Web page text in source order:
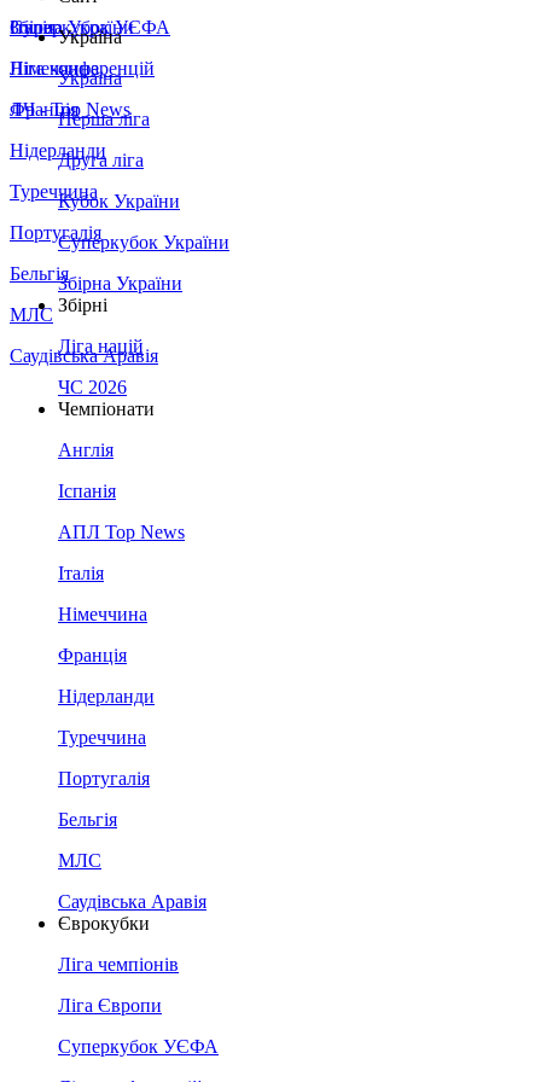
Збірна України
Італія
Німеччина
Франція
Нідерланди
Туреччина
Португалія
Бельгія
МЛС
Саудівська Аравія
Суперкубок УЄФА
Ліга конференцій
ЛЧ - Top News
Україна
Україна
Перша ліга
Друга ліга
Кубок України
Суперкубок України
Збірна України
Збірні
Ліга націй
ЧС 2026
Чемпіонати
Англія
Іспанія
АПЛ Top News
Італія
Німеччина
Франція
Нідерланди
Туреччина
Португалія
Бельгія
МЛС
Саудівська Аравія
Єврокубки
Ліга чемпіонів
Ліга Європи
Суперкубок УЄФА